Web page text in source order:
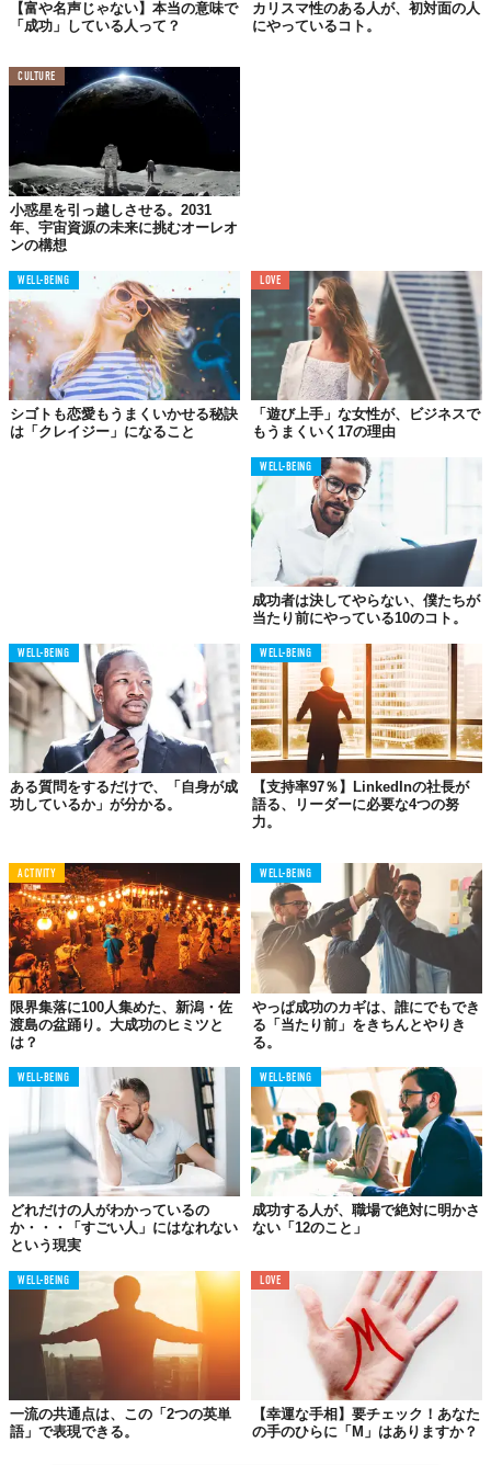
これまで占い好きのエグゼクティブたちと数多く一緒に仕事をし
てきましたが、長期的な成功者と思える人々には、占いを「決断
の助けではなく、判断材料の1つとして活用していた」という共通
点がありました。
決断と判断は似た言葉ですが、意味はまるで違います。判断とは
決断の前段階の作業で「どちらが正しいか」を選別する正誤問
題。これに対して、決断とは判断より勝ち残ったものから選ぶこ
と。
決断の段階で「どちらが正しいか」を考えている人は、そもそも
判断ができていないのです。判断は普段からまめにしておく必要
があり、切羽詰まってすることではありません。よって、判断を
している中で迷った際に占い師に相談をする……というのが正し
長期的な成功者は、数千年の人類の知恵の集大成としての正解
て、一発屋で終わる短期的な成功者たちは、普段は判断せずにサ
ボっているくせに切羽詰まった状態になってから占い師にすがる
人が多い！ そして全面的に占い師に会社経営の決断を委ねてしま
い、何から何まで相談してしまうのです。
こうした人たちが一発屋で消えていくのは、占いのせいではな
く、自分で決断できないダメ社長ぶりを周囲の従業員たちにアピ
ールしているからに違いありません。従業員たちは次第に社長を
しないですよね。
勝ちやすい土俵で
圧勝し続けるため
「宿命」を知る
©iStock.com/Rawpixel
極端に言ってしまえば、占いの目的は次の2つしかありません。
1.「宿命」を知ること
2.「運命」を開くこと
【富や名声じゃない】本当の意味で
「成功」している人って？
カリスマ性のある人が、初対面の人
にやっているコト。
CULTURE
小惑星を引っ越しさせる。2031
年、宇宙資源の未来に挑むオーレオ
ンの構想
WELL-BEING
シゴトも恋愛もうまくいかせる秘訣
は「クレイジー」になること
LOVE
「遊び上手」な女性が、ビジネスで
もうまくいく17の理由
WELL-BEING
成功者は決してやらない、僕たちが
当たり前にやっている10のコト。
WELL-BEING
ある質問をするだけで、「自身が成
功しているか」が分かる。
WELL-BEING
【支持率97％】LinkedInの社長が
語る、リーダーに必要な4つの努
力。
ACTIVITY
限界集落に100人集めた、新潟・佐
渡島の盆踊り。大成功のヒミツと
は？
WELL-BEING
やっぱ成功のカギは、誰にでもでき
る「当たり前」をきちんとやりき
る。
WELL-BEING
どれだけの人がわかっているの
か・・・「すごい人」にはなれない
という現実
WELL-BEING
成功する人が、職場で絶対に明かさ
ない「12のこと」
WELL-BEING
一流の共通点は、この「2つの英単
語」で表現できる。
LOVE
【幸運な手相】要チェック！あなた
の手のひらに「M」はありますか？